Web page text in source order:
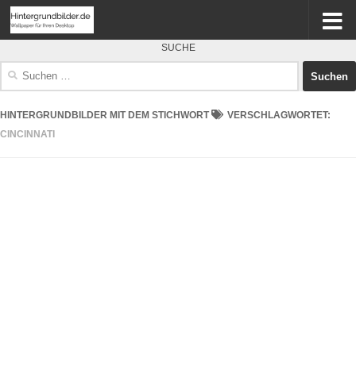
SUCHE
HINTERGRUNDBILDER MIT DEM STICHWORT
VERSCHLAGWORTET:
CINCINNATI